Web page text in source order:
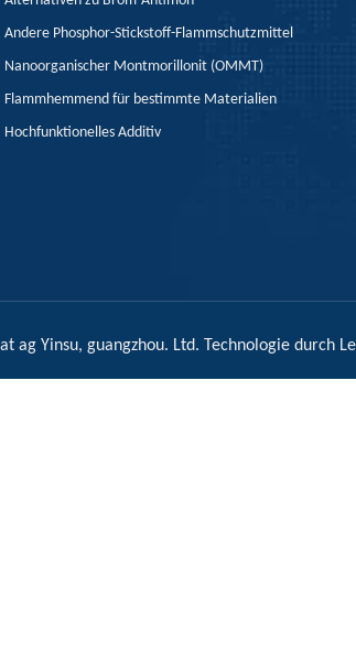
Andere Phosphor-Stickstoff-Flammschutzmittel
Nanoorganischer Montmorillonit (OMMT)
Flammhemmend für bestimmte Materialien
Hochfunktionelles Additiv
ag Yinsu, guangzhou. Ltd. Technologie durch